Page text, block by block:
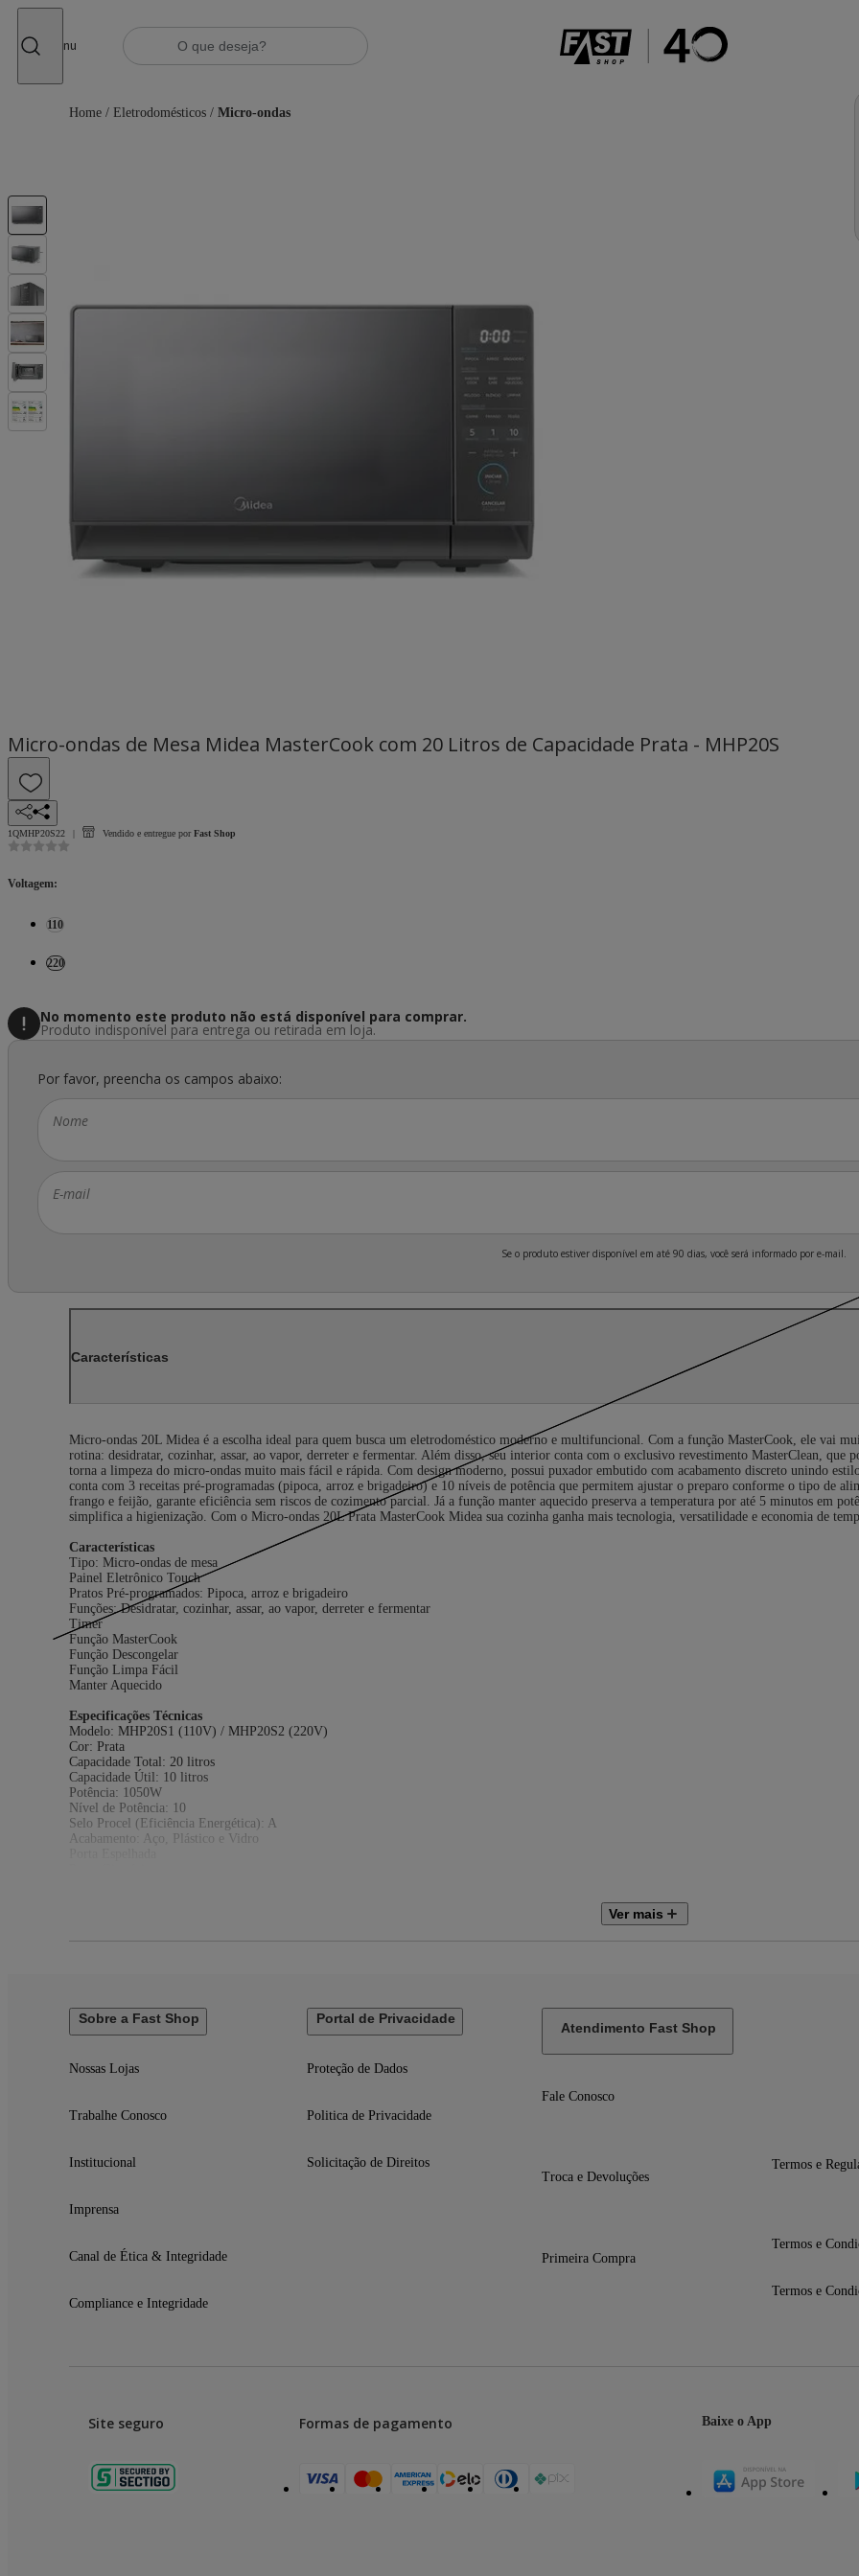
Menu
Home / Eletrodomésticos / Micro-ondas
Micro-ondas de Mesa Midea MasterCook com 20 Litros de Capacidade Prata - MHP20S
1QMHP20S22 Vendido e entregue por Fast Shop
Voltagem:
110
220
No momento este produto não está disponível para comprar.
Produto indisponível para entrega ou retirada em loja.
Por favor, preencha os campos abaixo:
Nome
E-mail
Se o produto estiver disponível em até 90 dias, você será informado por e-mail.
Características
Micro-ondas 20L Midea é a escolha ideal para quem busca um eletrodoméstico moderno e multifuncional. Com a função MasterCook, ele vai
rotina: desidratar, cozinhar, assar, ao vapor, derreter e fermentar. Além disso, seu interior conta com o exclusivo revestimento MasterClean, que
torna a limpeza do micro-ondas muito mais fácil e rápida. Com design moderno, possui puxador embutido com acabamento discreto unindo
conta com 3 receitas pré-programadas (pipoca, arroz e brigadeiro) e 10 níveis de potência que permitem ajustar o preparo conforme o tipo de
frango e feijão, garante eficiência sem riscos de cozimento parcial. Já a função manter aquecido preserva a temperatura por até 5 minutos em
simplifica a higienização. Com o Micro-ondas 20L Prata MasterCook Midea sua cozinha ganha mais tecnologia, versatilidade e economia de
Características
Tipo: Micro-ondas de mesa
Painel Eletrônico Touch
Pratos Pré-programados: Pipoca, arroz e brigadeiro
Funções: Desidratar, cozinhar, assar, ao vapor, derreter e fermentar
Timer
Função MasterCook
Função Descongelar
Função Limpa Fácil
Manter Aquecido
Especificações Técnicas
Modelo: MHP20S1 (110V) / MHP20S2 (220V)
Cor: Prata
Capacidade Total: 20 litros
Capacidade Útil: 10 litros
Potência: 1050W
Nível de Potência: 10
Selo Procel (Eficiência Energética): A
Acabamento: Aço, Plástico e Vidro
Garantia: 12 meses
Dimensões do produto com embalagem (AxLxP): 285x475x385 mm
Peso do produto sem embalagem: 10,4 Kg
Peso do produto com embalagem: 10,8 Kg
Itens Inclusos
Ver mais
Sobre a Fast Shop
Nossas Lojas
Trabalhe Conosco
Institucional
Imprensa
Canal de Ética & Integridade
Compliance e Integridade
Portal de Privacidade
Proteção de Dados
Politica de Privacidade
Solicitação de Direitos
Atendimento Fast Shop
Fale Conosco
Troca e Devoluções
Primeira Compra
Termos e
Termos e
Termos e
Site seguro Formas de pagamento Baixe o App